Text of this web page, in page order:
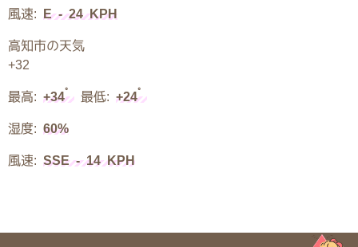
風速: E - 24 KPH
高知市の天気
+32
最高: +34° 最低: +24°
湿度: 60%
風速: SSE - 14 KPH